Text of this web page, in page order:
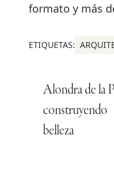
formato y más
ETIQUETAS:
Alondra de la
construyendo
belleza